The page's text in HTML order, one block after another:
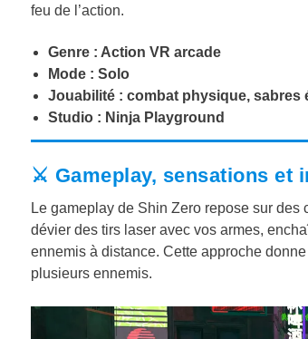
feu de l’action.
Genre : Action VR arcade
Mode : Solo
Jouabilité : combat physique, sabres
Studio : Ninja Playground
⚔️ Gameplay, sensations et
Le gameplay de Shin Zero repose sur
dévier des tirs laser avec vos armes,
ennemis à distance. Cette approche
plusieurs ennemis.